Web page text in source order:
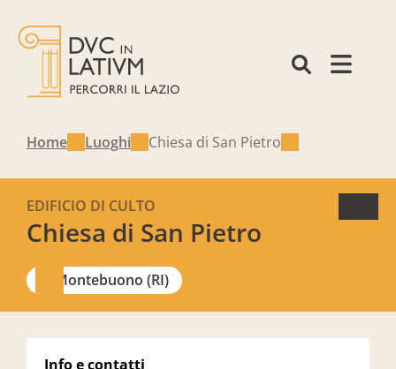
Home Luoghi Chiesa di San Pietro
Chiesa di San Pietro
EDIFICIO DI CULTO
Montebuono (RI)
Info e contatti